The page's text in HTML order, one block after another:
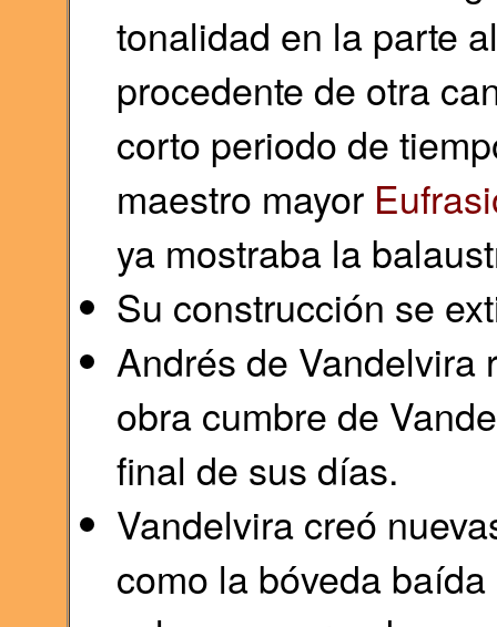
tonalidad en la parte
procedente de otra
corto periodo de
maestro mayor
ya mostraba la
Su construcción se
Andrés de Vandelvira
obra cumbre de
final de sus días.
Vandelvira creó
como la bóveda